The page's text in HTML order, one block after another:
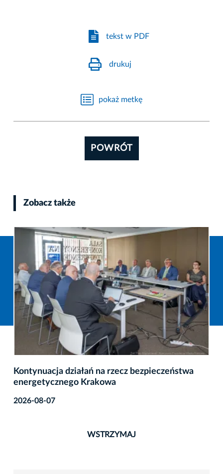
tekst w PDF
drukuj
pokaż metkę
POWRÓT
Zobacz także
Kontynuacja działań na rzecz bezpieczeństwa
energetycznego Krakowa
2026-08-07
WSTRZYMAJ